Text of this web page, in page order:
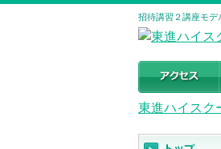
招待講習２講座モデ
東進ハイスク